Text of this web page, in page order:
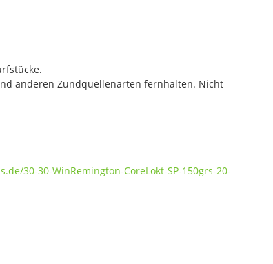
anderen Zündquellenarten fernhalten. Nicht
30-30-WinRemington-CoreLokt-SP-150grs-20-